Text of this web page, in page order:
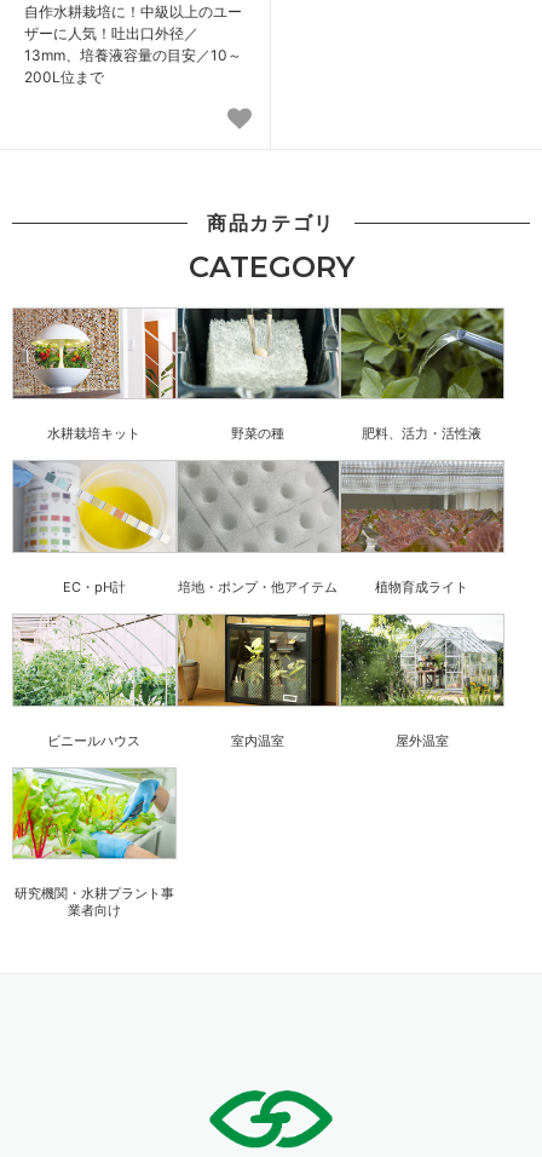
自作水耕栽培に！中級以上のユー
ザーに人気！吐出口外径／
13mm、培養液容量の目安／10～
200L位まで
商品カテゴリ
CATEGORY
水耕栽培キット 野菜の種 肥料、活力・活性液
EC・pH計 培地・ポンプ・他アイテム 植物育成ライト
ビニールハウス 室内温室 屋外温室
研究機関・水耕プラント事
業者向け